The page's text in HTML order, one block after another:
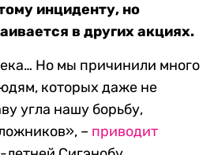
инциденту, но
в других акциях.
Но мы причинили много
которых даже не
угла нашу борьбу,
– приводит